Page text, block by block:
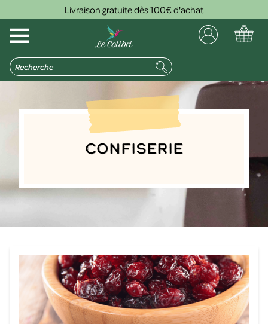
Livraison gratuite dès 100€ d'achat
Confiserie